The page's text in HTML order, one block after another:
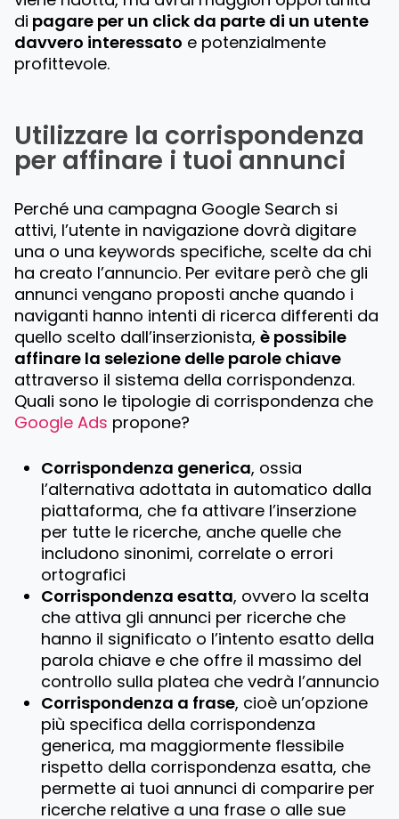
di pagare per un click da parte di un utente
davvero interessato e potenzialmente
profittevole.
Utilizzare la corrispondenza
per affinare i tuoi annunci
Perché una campagna Google Search si
attivi, l’utente in navigazione dovrà digitare
una o una keywords specifiche, scelte da chi
ha creato l’annuncio. Per evitare però che gli
annunci vengano proposti anche quando i
naviganti hanno intenti di ricerca differenti da
quello scelto dall’inserzionista,è possibile
affinare la selezione delle parole chiave
attraverso il sistema della corrispondenza.
Quali sono le tipologie di corrispondenza che
Google Ads propone?
Corrispondenza generica, ossia
l’alternativa adottata in automatico dalla
piattaforma, che fa attivare l’inserzione
per tutte le ricerche, anche quelle che
includono sinonimi, correlate o errori
ortografici
Corrispondenza esatta, ovvero la scelta
che attiva gli annunci per ricerche che
hanno il significato o l’intento esatto della
parola chiave e che offre il massimo del
controllo sulla platea che vedrà l’annuncio
Corrispondenza a frase, cioè un’opzione
più specifica della corrispondenza
generica, ma maggiormente flessibile
rispetto della corrispondenza esatta, che
permette ai tuoi annunci di comparire per
ricerche relative a una frase o alle sue